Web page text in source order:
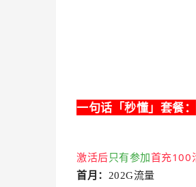
一句话 「秒懂」 套餐：
激活后只有参加首充100
首月： 202G流量